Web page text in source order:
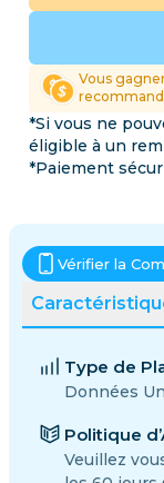
Vous
*Si vous ne
éligible à un
*Paiement
Vérifier la
Type de
Données
Politique
Veuillez